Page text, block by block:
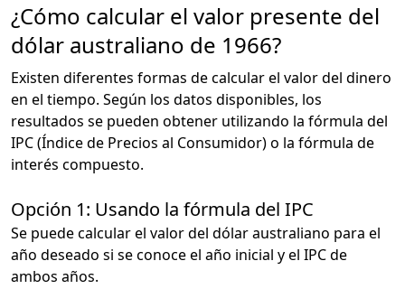
¿Cómo calcular el valor presente del
dólar australiano de 1966?
Existen diferentes formas de calcular el valor del dinero
en el tiempo. Según los datos disponibles, los
resultados se pueden obtener utilizando la fórmula del
IPC (Índice de Precios al Consumidor) o la fórmula de
interés compuesto.
Opción 1: Usando la fórmula del IPC
Se puede calcular el valor del dólar australiano para el
año deseado si se conoce el año inicial y el IPC de
ambos años.